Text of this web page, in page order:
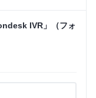
IVR」（フォ